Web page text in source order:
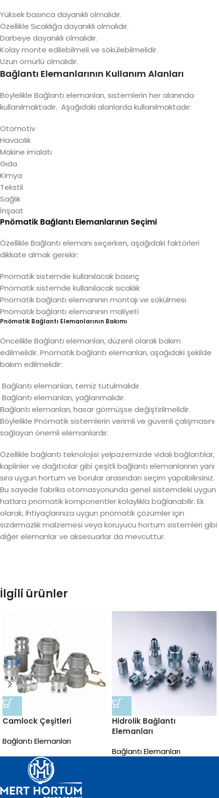
Yüksek basınca dayanıklı olmalıdır.
Özellikle Sıcaklığa dayanıklı olmalıdır.
Darbeye dayanıklı olmalıdır.
Kolay monte edilebilmeli ve sökülebilmelidir.
Uzun ömürlü olmalıdır.
Bağlantı Elemanlarının Kullanım Alanları
Böylelikle Bağlantı elemanları, sistemlerin her alanında
kullanılmaktadır. Aşağıdaki alanlarda kullanılmaktadır:
Otomotiv
Havacılık
Makine imalatı
Gıda
Kimya
Tekstil
Sağlık
İnşaat
Pnömatik Bağlantı Elemanlarının Seçimi
Özellikle Bağlantı elemanı seçerken, aşağıdaki faktörleri
dikkate almak gerekir:
Pnömatik sistemde kullanılacak basınç
Pnömatik sistemde kullanılacak sıcaklık
Pnömatik bağlantı elemanının montajı ve sökülmesi
Pnömatik bağlantı elemanının maliyeti
Pnömatik Bağlantı Elemanlarının Bakımı
Öncelikle Bağlantı elemanları, düzenli olarak bakım
edilmelidir. Pnömatik bağlantı elemanları, aşağıdaki şekilde
bakım edilmelidir:
Bağlantı elemanları, temiz tutulmalıdır.
Bağlantı elemanları, yağlanmalıdır.
Bağlantı elemanları, hasar görmüşse değiştirilmelidir.
Böylelikle Pnömatik sistemlerin verimli ve güvenli çalışmasını
sağlayan önemli elemanlardır.
Özellikle bağlantı teknolojisi yelpazemizde vidalı bağlantılar,
kaplinler ve dağıtıcılar gibi çeşitli bağlantı elemanlarının yanı
sıra uygun hortum ve borular arasından seçim yapabilirsiniz.
Bu sayede fabrika otomasyonunda genel sistemdeki uygun
hatlara pnömatik komponentler kolaylıkla bağlanabilir. Ek
olarak, ihtiyaçlarınıza uygun pnömatik çözümler için
sızdırmazlık malzemesi veya koruyucu hortum sistemleri gibi
diğer elemanlar ve aksesuarlar da mevcuttur.
İlgili ürünler
Camlock Çeşitleri
Bağlantı Elemanları
Hidrolik Bağlantı
Elemanları
Bağlantı Elemanları